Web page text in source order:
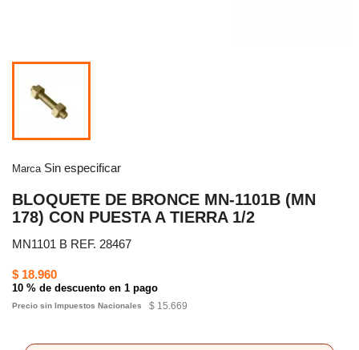
Marca Sin especificar
BLOQUETE DE BRONCE MN-1101B (MN
178) CON PUESTA A TIERRA 1/2
MN1101 B REF. 28467
$ 18.960
10 % de descuento en 1 pago
Precio sin Impuestos Nacionales $ 15.669